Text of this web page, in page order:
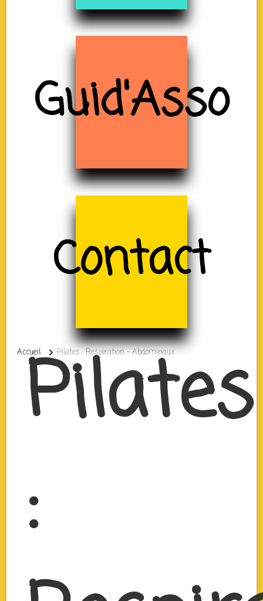
Accueil Pilates : Respiration – Abdominaux
Pilates
:
Guid'Asso
Contact